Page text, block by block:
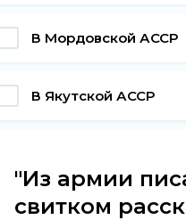
В Мордовской АССР
В Якутской АССР
"Из армии
свитком